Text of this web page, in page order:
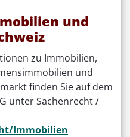
und
zu Immobilien,
und
finden Sie auf dem
unter Sachenrecht /
Immobilien